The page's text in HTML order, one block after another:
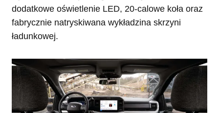
dodatkowe oświetlenie LED, 20-calowe koła oraz
fabrycznie natryskiwana wykładzina skrzyni
ładunkowej.